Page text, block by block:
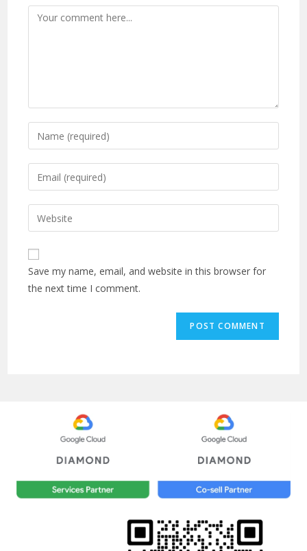
Save my name, email, and website in this browser for
the next time I comment.